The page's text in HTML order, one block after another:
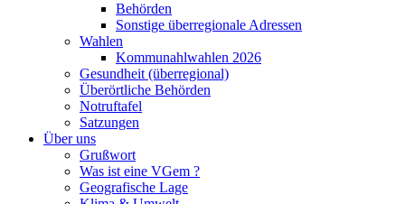
Behörden
Sonstige überregionale Adressen
Wahlen
Kommunahlwahlen 2026
Gesundheit (überregional)
Überörtliche Behörden
Notruftafel
Satzungen
Über uns
Grußwort
Was ist eine VGem ?
Geografische Lage